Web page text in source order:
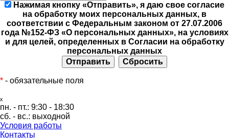
Нажимая кнопку «Отправить», я даю свое согласие
на обработку моих персональных данных, в
соответствии с Федеральным законом от 27.07.2006
года №152-ФЗ «О персональных данных», на условиях
и для целей, определенных в Согласии на обработку
персональных данных
* - обязательные поля
ₓ
пн. - пт.: 9:30 - 18:30
сб. - вс.: выходной
Условия работы
Контакты